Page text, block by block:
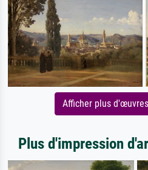
Afficher plus
Plus d'impression